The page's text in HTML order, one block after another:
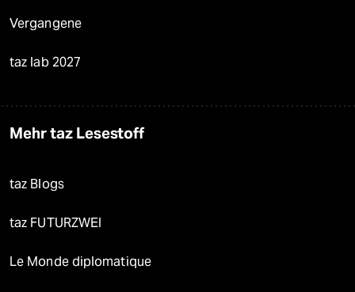
Vergangene
taz lab 2027
Mehr taz Lesestoff
taz Blogs
taz FUTURZWEI
Le Monde diplomatique